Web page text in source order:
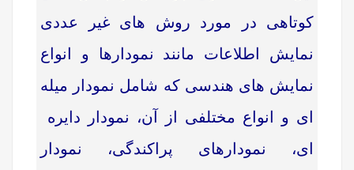
کوتاهی در مورد روش های غیر عددی
نمایش اطلاعات مانند نمودارها و انواع
نمایش های هندسی که شامل نمودار میله
ای و انواع مختلفی از آن، نمودار دایره
ای، نمودارهای پراکندگی، نمودار